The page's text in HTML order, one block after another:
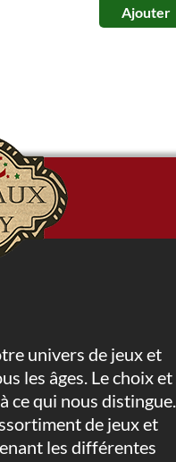
Ajouter
univers de jeux et
les âges. Le choix et
ce qui nous distingue.
de jeux et
les différentes